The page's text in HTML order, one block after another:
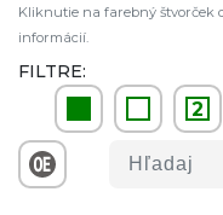
Kliknutie na farebný štvorček
informácií.
FILTRE:
2